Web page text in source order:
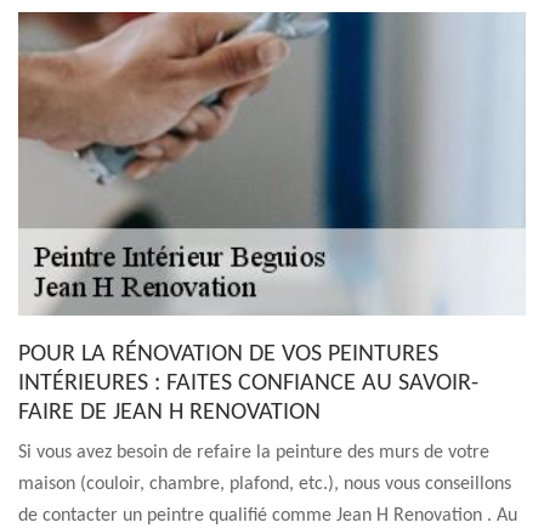
POUR LA RÉNOVATION DE VOS PEINTURES
INTÉRIEURES : FAITES CONFIANCE AU SAVOIR-
FAIRE DE JEAN H RENOVATION
Si vous avez besoin de refaire la peinture des murs de votre
maison (couloir, chambre, plafond, etc.), nous vous conseillons
de contacter un peintre qualifié comme Jean H Renovation . Au